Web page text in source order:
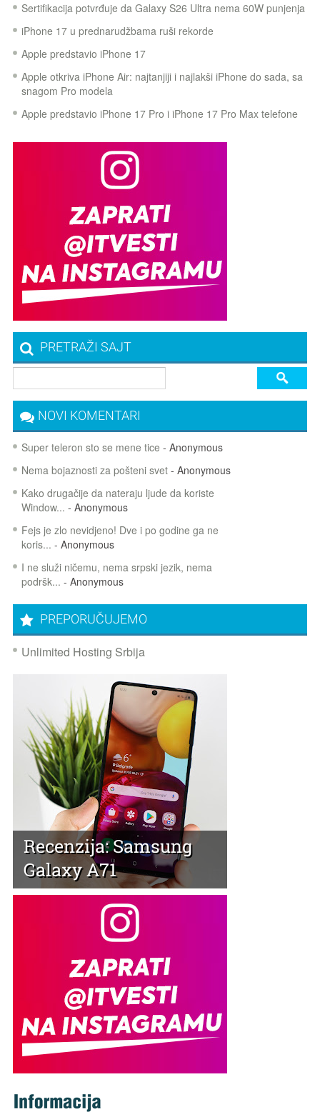
Sertifikacija potvrđuje da Galaxy S26 Ultra nema 60W punjenja
iPhone 17 u prednarudžbama ruši rekorde
Apple predstavio iPhone 17
Apple otkriva iPhone Air: najtanjiji i najlakši iPhone do sada, sa
snagom Pro modela
Apple predstavio iPhone 17 Pro i iPhone 17 Pro Max telefone
PRETRAŽI SAJT
NOVI KOMENTARI
Super teleron sto se mene tice - Anonymous
Nema bojaznosti za pošteni svet- Anonymous
Kako drugačije da nateraju ljude da koriste
Window... - Anonymous
Fejs je zlo nevidjeno! Dve i po godine ga ne
koris... - Anonymous
I ne služi ničemu, nema srpski jezik, nema
podršk... - Anonymous
PREPORUČUJEMO
Unlimited Hosting Srbija
Recenzija: Samsung
Galaxy A71